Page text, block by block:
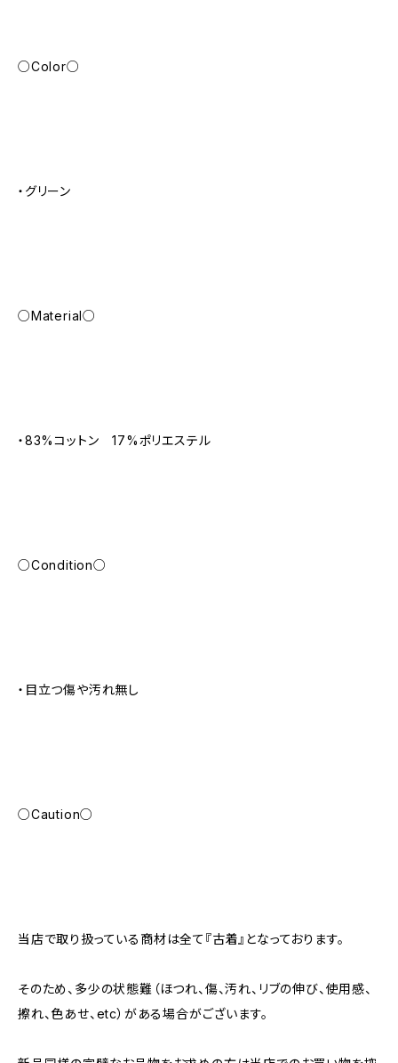
○Color○
・グリーン
○Material○
・83%コットン 17%ポリエステル
○Condition○
・目立つ傷や汚れ無し
○Caution○
当店で取り扱っている商材は全て『古着』となっております。
そのため、多少の状態難（ほつれ、傷、汚れ、リブの伸び、使用感、
擦れ、色あせ、etc）がある場合がございます。